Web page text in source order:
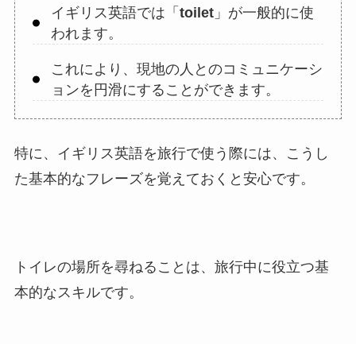
イギリス英語では「 toilet」が一般的に使
われます。
これにより、現地の人とのコミュニケーシ
ョンを円滑にすることができます。
特に、イギリス英語を旅行で使う際には、こうし
た基本的なフレーズを覚えておくと安心です。
トイレの場所を尋ねることは、旅行中に役立つ基
本的なスキルです。